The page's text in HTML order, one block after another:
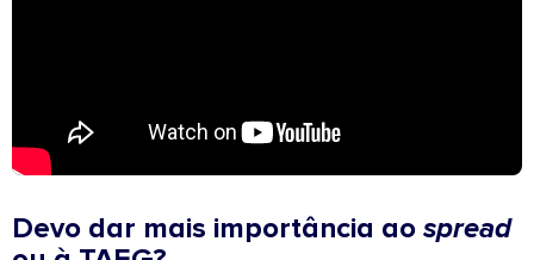
Devo dar mais importância ao spread